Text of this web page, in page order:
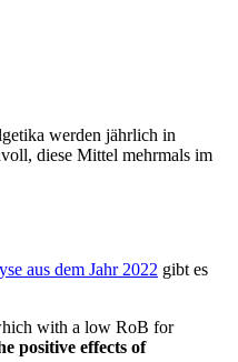
werden jährlich in
diese Mittel mehrmals im
aus dem Jahr 2022 gibt es
with a low RoB for
positive effects of